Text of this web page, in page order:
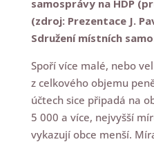
samosprávy na HDP
(zdroj: Prezentace J.
Sdružení místních
Spoří více malé, nebo
z celkového objemu
účtech sice připadá na
5 000 a více, nejvyšší
vykazují obce menší.